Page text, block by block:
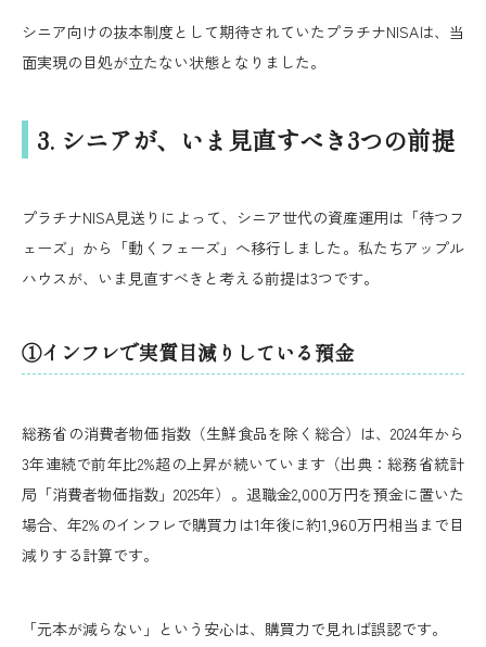
シニア向けの抜本制度として期待されていたプラチナNISAは、当
面実現の目処が立たない状態となりました。
3. シニアが、いま見直すべき3つの前提
プラチナNISA見送りによって、シニア世代の資産運用は「待つフ
ェーズ」から「動くフェーズ」へ移行しました。私たちアップル
ハウスが、いま見直すべきと考える前提は3つです。
①インフレで実質目減りしている預金
総務省の消費者物価指数（生鮮食品を除く総合）は、2024年から
3年連続で前年比2%超の上昇が続いています（出典：総務省統計
局「消費者物価指数」2025年）。退職金2,000万円を預金に置いた
場合、年2%のインフレで購買力は1年後に約1,960万円相当まで目
減りする計算です。
「元本が減らない」という安心は、購買力で見れば誤認です。